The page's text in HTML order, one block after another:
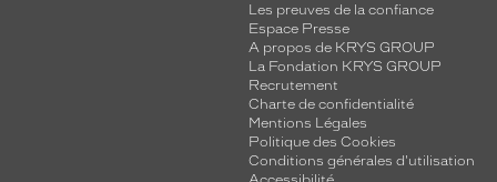
Les preuves de la confiance
Espace Presse
A propos de KRYS GROUP
La Fondation KRYS GROUP
Recrutement
Charte de confidentialité
Mentions Légales
Politique des Cookies
Conditions générales d'utilisation